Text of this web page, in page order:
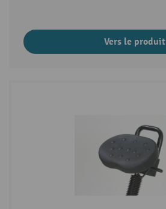
Vers le produit